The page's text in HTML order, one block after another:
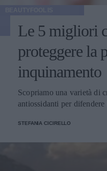
Le 5 migliori
proteggere la
inquinamento
Scopriamo una varietà di
antiossidanti per difendere
STEFANIA CICIRELLO